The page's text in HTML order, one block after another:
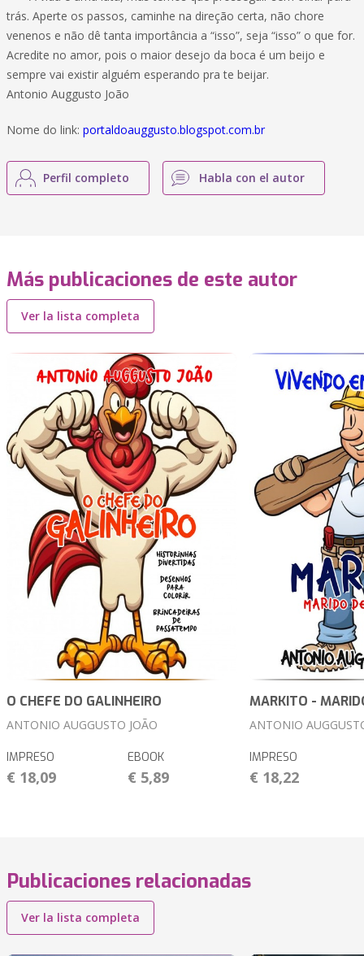
trás. Aperte os passos, caminhe na direção certa, não chore
venenos e não dê tanta importância a “isso”, seja “isso” o que for.
Acredite no amor, pois o maior desejo da boca é um beijo e
sempre vai existir alguém esperando pra te beijar.
Antonio Auggusto João
Nome do link: portaldoauggusto.blogspot.com.br
Perfil completo Habla con el autor
Más publicaciones de este autor
Ver la lista completa
O CHEFE DO GALINHEIRO
ANTONIO AUGGUSTO JOÃO
IMPRESO
€ 18,09
EBOOK
€ 5,89
MARKITO -
ANTONIO
IMPRESO
€ 18,22
Publicaciones relacionadas
Ver la lista completa